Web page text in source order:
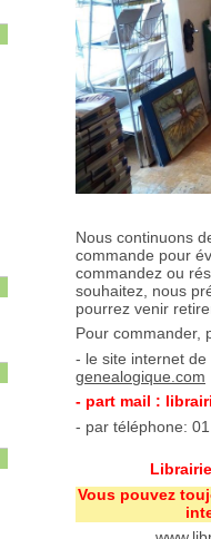
Nous continuons
commande pour
commandez ou
souhaitez, nous
pourrez venir
Pour commander,
- le site internet
genealogique.com
- part mail :
- par téléphone:
Vous pouvez